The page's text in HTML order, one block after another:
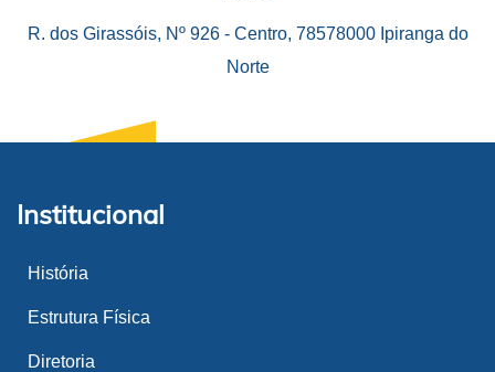
R. dos Girassóis, Nº 926 - Centro, 78578000 Ipiranga do
Norte
Institucional
História
Estrutura Física
Diretoria